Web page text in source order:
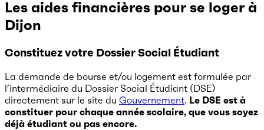
Les aides financières pour se loger à
Dijon
Constituez votre Dossier Social Étudiant
La demande de bourse et/ou logement est formulée par
l’intermédiaire du Dossier Social Étudiant (DSE)
directement sur le site du Gouvernement. Le DSE est à
constituer pour chaque année scolaire, que vous soyez
déjà étudiant ou pas encore.